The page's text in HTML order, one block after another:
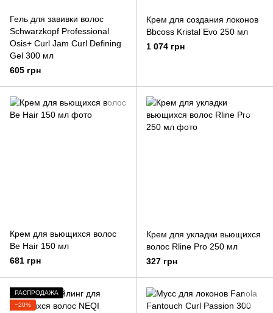
Гель для завивки волос
Schwarzkopf Professional
Osis+ Curl Jam Curl Defining
Gel 300 мл
605 грн
Крем для создания локонов
Bbcoss Kristal Evo 250 мл
1 074 грн
Крем для вьющихся волос
Be Hair 150 мл
681 грн
Крем для укладки вьющихся
волос Rline Pro 250 мл
327 грн
РАСПРОДАЖА
−20%